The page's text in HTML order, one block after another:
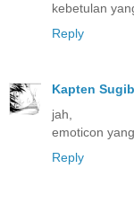
kebetulan
Reply
Kapten
jah,
emoticon
Reply